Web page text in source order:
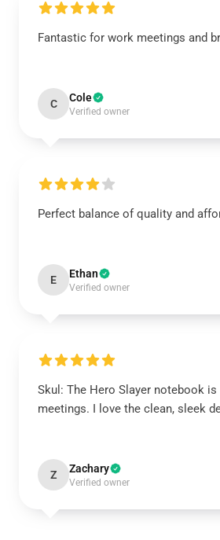
Fantastic for work meetings and
C Cole
Verified owner
Perfect balance of quality and
E Ethan
Verified owner
Skul: The Hero Slayer notebook
meetings. I love the clean, sleek
Z Zachary
Verified owner